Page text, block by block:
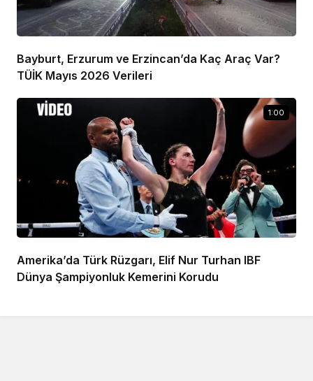
Bayburt, Erzurum ve Erzincan’da Kaç Araç Var?
TÜİK Mayıs 2026 Verileri
1:00
Amerika’da Türk Rüzgarı, Elif Nur Turhan IBF
Dünya Şampiyonluk Kemerini Korudu